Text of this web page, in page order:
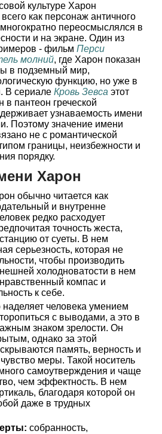
культуре Харон
как персонаж античного
переосмыслялся в
и на экране. Один из
- фильм Перси
молний, где Харон показан
в подземный мир,
функцию, но уже в
В сериале Кровь Зевса этот
в пантеон греческой
узнаваемость имени
Поэтому значение имени
не с романтической
границы, неизбежности и
порядку.
Харон
обычно читается как
и внутренне
редко расходует
точность жеста,
от суеты. В нем
серьезность, которая не
чтобы производить
холодноватости в нем
компас и
к себе.
человека умением
с выводами, а это в
знаком зрелости. Он
однако за этой
память, верность и
меры. Такой носитель
самоутверждения и чаще
чем эффектность. В нем
благодаря которой он
даже в трудных
собранность,